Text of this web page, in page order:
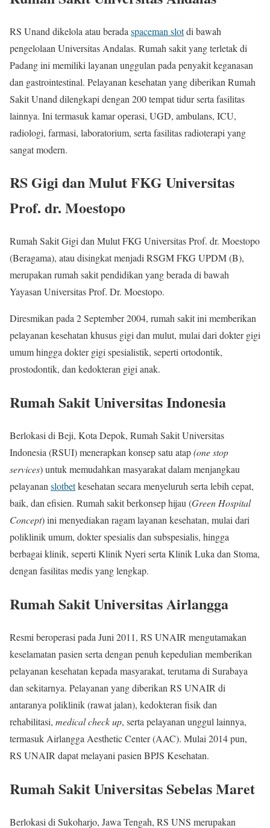
RS Unand dikelola atau berada spaceman slotdi bawah
pengelolaan Universitas Andalas. Rumah sakit yang terletak di
Padang ini memiliki layanan unggulan pada penyakit keganasan
dan gastrointestinal. Pelayanan kesehatan yang diberikan Rumah
Sakit Unand dilengkapi dengan 200 tempat tidur serta fasilitas
lainnya. Ini termasuk kamar operasi, UGD, ambulans, ICU,
radiologi, farmasi, laboratorium, serta fasilitas radioterapi yang
sangat modern.
RS Gigi dan Mulut FKG Universitas
Prof. dr. Moestopo
Rumah Sakit Gigi dan Mulut FKG Universitas Prof. dr. Moestopo
(Beragama), atau disingkat menjadi RSGM FKG UPDM (B),
merupakan rumah sakit pendidikan yang berada di bawah
Yayasan Universitas Prof. Dr. Moestopo.
Diresmikan pada 2 September 2004, rumah sakit ini memberikan
pelayanan kesehatan khusus gigi dan mulut, mulai dari dokter gigi
umum hingga dokter gigi spesialistik, seperti ortodontik,
prostodontik, dan kedokteran gigi anak.
Rumah Sakit Universitas Indonesia
Berlokasi di Beji, Kota Depok, Rumah Sakit Universitas
Indonesia (RSUI) menerapkan konsep satu atap(one stop
services) untuk memudahkan masyarakat dalam menjangkau
pelayanan slotbetkesehatan secara menyeluruh serta lebih cepat,
baik, dan efisien. Rumah sakit berkonsep hijau (Green Hospital
Concept) ini menyediakan ragam layanan kesehatan, mulai dari
poliklinik umum, dokter spesialis dan subspesialis, hingga
berbagai klinik, seperti Klinik Nyeri serta Klinik Luka dan Stoma,
dengan fasilitas medis yang lengkap.
Rumah Sakit Universitas Airlangga
Resmi beroperasi pada Juni 2011, RS UNAIR mengutamakan
keselamatan pasien serta dengan penuh kepedulian memberikan
pelayanan kesehatan kepada masyarakat, terutama di Surabaya
dan sekitarnya. Pelayanan yang diberikan RS UNAIR di
antaranya poliklinik (rawat jalan), kedokteran fisik dan
rehabilitasi, medical check up, serta pelayanan unggul lainnya,
termasuk Airlangga Aesthetic Center (AAC). Mulai 2014 pun,
RS UNAIR dapat melayani pasien BPJS Kesehatan.
Rumah Sakit Universitas Sebelas Maret
Berlokasi di Sukoharjo, Jawa Tengah, RS UNS merupakan